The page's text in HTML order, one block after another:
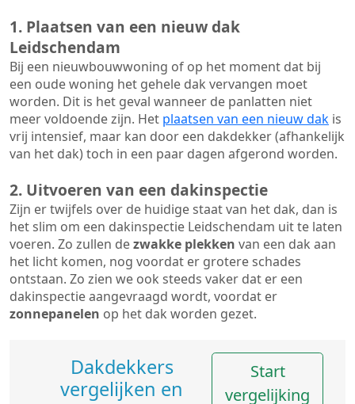
1. Plaatsen van een nieuw dak
Leidschendam
Bij een nieuwbouwwoning of op het moment dat bij
een oude woning het gehele dak vervangen moet
worden. Dit is het geval wanneer de panlatten niet
meer voldoende zijn. Het plaatsen van een nieuw dak is
vrij intensief, maar kan door een dakdekker (afhankelijk
van het dak) toch in een paar dagen afgerond worden.
2. Uitvoeren van een dakinspectie
Zijn er twijfels over de huidige staat van het dak, dan is
het slim om een dakinspectie Leidschendam uit te laten
voeren. Zo zullen dezwakke plekken van een dak aan
het licht komen, nog voordat er grotere schades
ontstaan. Zo zien we ook steeds vaker dat er een
dakinspectie aangevraagd wordt, voordat er
zonnepanelen op het dak worden gezet.
Dakdekkers
vergelijken en
Start
vergelijking